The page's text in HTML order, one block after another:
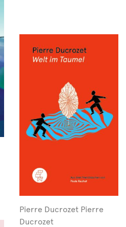
Pierre Ducrozet Pierre
Ducrozet